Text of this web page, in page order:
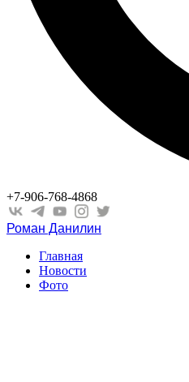
+7-906-768-4868
Роман Данилин
Главная
Новости
Фото